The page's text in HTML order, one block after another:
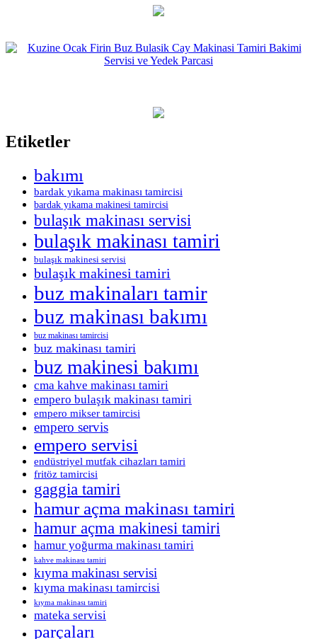
Etiketler
bakımı
bardak yıkama makinası tamircisi
bardak yıkama makinesi tamircisi
bulaşık makinası servisi
bulaşık makinası tamiri
bulaşık makinesi servisi
bulaşık makinesi tamiri
buz makinaları tamir
buz makinası bakımı
buz makinası tamircisi
buz makinası tamiri
buz makinesi bakımı
cma kahve makinası tamiri
empero bulaşık makinası tamiri
empero mikser tamircisi
empero servis
empero servisi
endüstriyel mutfak cihazları tamiri
fritöz tamircisi
gaggia tamiri
hamur açma makinası tamiri
hamur açma makinesi tamiri
hamur yoğurma makinası tamiri
kahve makinası tamiri
kıyma makinası servisi
kıyma makinası tamircisi
kıyma makinası tamiri
mateka servisi
parçaları